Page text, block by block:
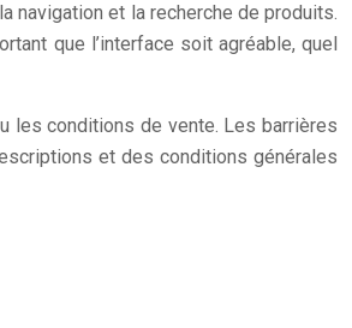
navigation et la recherche de produits.
que l’interface soit agréable, quel
les conditions de vente. Les barrières
et des conditions générales